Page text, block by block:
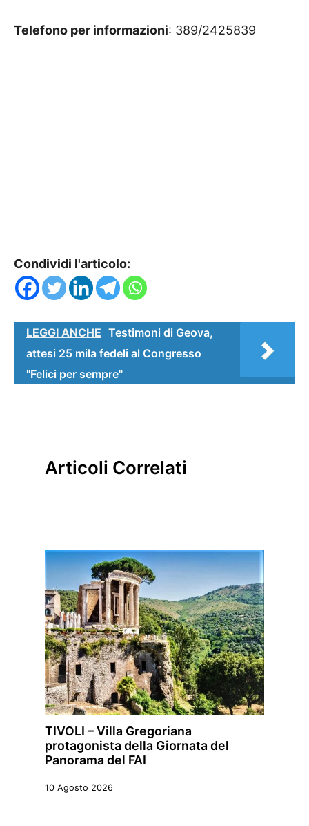
Telefono per informazioni: 389/2425839
Condividi l'articolo:
LEGGI ANCHE Testimoni di Geova,
attesi 25 mila fedeli al Congresso
"Felici per sempre"
Articoli Correlati
TIVOLI – Villa Gregoriana
protagonista della Giornata del
Panorama del FAI
10 Agosto 2026